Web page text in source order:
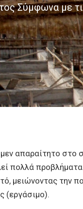
Σύμφωνα με
μεν απαραίτητο
πολλά
μειώνοντας την
(εργάσιμο).